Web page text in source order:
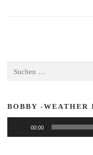
nach:
BOBBY -WEATHER
00:00